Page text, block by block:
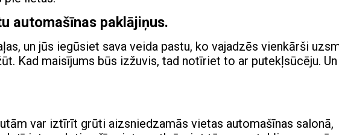
automašīnas paklājiņus.
un jūs iegūsiet sava veida pastu, ko vajadzēs vienkārši
Kad maisījums būs izžuvis, tad notīriet to ar putekļsūcēju.
var iztīrīt grūti aizsniedzamās vietas automašīnas salonā,